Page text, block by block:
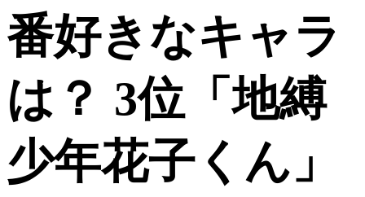
番好きなキャラ
は？ 3位「地縛
少年花子くん」